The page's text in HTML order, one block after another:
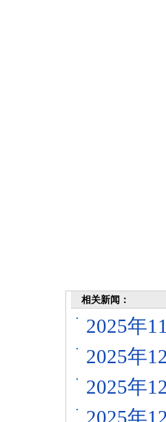
相关新闻：
2025年
2025年
2025年
2025年